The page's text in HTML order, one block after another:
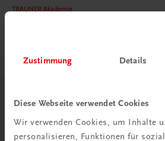
Zustimmung Details
Diese Webseite verwendet Cookies
Wir verwenden Cookies, um Inhalte
personalisieren, Funktionen für
TRAUNER Akademie
Hygiene leicht gemacht – sicher,
€ 29,50
Herzlich willkommen